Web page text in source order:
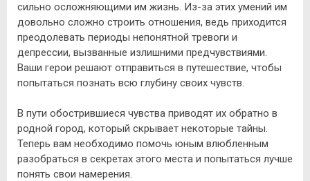
сильно осложняющими им жизнь. Из-за этих умений им
довольно сложно строить отношения, ведь приходится
преодолевать периоды непонятной тревоги и
депрессии, вызванные излишними предчувствиями.
Ваши герои решают отправиться в путешествие, чтобы
попытаться познать всю глубину своих чувств.
В пути обострившиеся чувства приводят их обратно в
родной город, который скрывает некоторые тайны.
Теперь вам необходимо помочь юным влюбленным
разобраться в секретах этого места и попытаться лучше
понять свои намерения.